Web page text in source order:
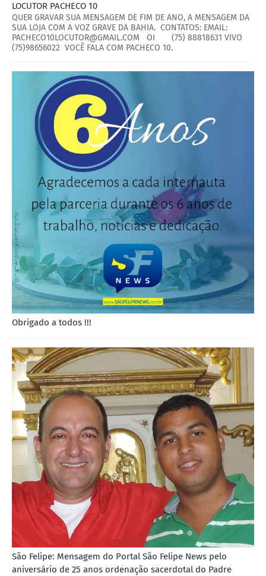
LOCUTOR PACHECO 10
QUER GRAVAR SUA MENSAGEM DE FIM DE ANO, A MENSAGEM DA
SUA LOJA COM A VOZ GRAVE DA BAHIA. CONTATOS: EMAIL:
PACHECO10LOCUTOR@GMAIL.COM OI (75) 88818631 VIVO
(75)98656022 VOCÊ FALA COM PACHECO 10.
Obrigado a todos !!!
São Felipe: Mensagem do Portal São Felipe News pelo
aniversário de 25 anos ordenação sacerdotal do Padre